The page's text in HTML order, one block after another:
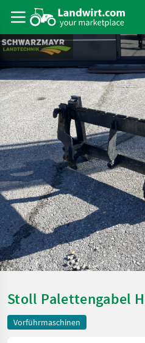
Stoll Palettengabel
Vorführmaschinen